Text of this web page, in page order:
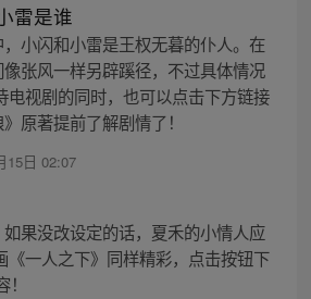
雷是谁
小闪和小雷是王权无暮的仆人。在
张风一样另辟蹊径，不过具体情况
电视剧的同时，也可以点击下方链接
原著提前了解剧情了！
15日 02:07
果没改设定的话，夏禾的小情人应
《一人之下》同样精彩，点击按钮下